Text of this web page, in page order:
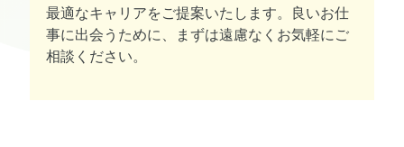
最適なキャリアをご提案いたします。良いお仕
事に出会うために、まずは遠慮なくお気軽にご
相談ください。